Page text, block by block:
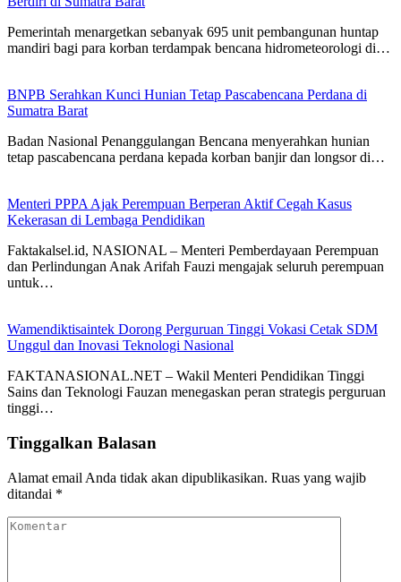
Pemerintah menargetkan sebanyak 695 unit pembangunan huntap
mandiri bagi para korban terdampak bencana hidrometeorologi di…
BNPB Serahkan Kunci Hunian Tetap Pascabencana Perdana di
Sumatra Barat
Badan Nasional Penanggulangan Bencana menyerahkan hunian
tetap pascabencana perdana kepada korban banjir dan longsor di…
Menteri PPPA Ajak Perempuan Berperan Aktif Cegah Kasus
Kekerasan di Lembaga Pendidikan
Faktakalsel.id, NASIONAL – Menteri Pemberdayaan Perempuan
dan Perlindungan Anak Arifah Fauzi mengajak seluruh perempuan
untuk…
Wamendiktisaintek Dorong Perguruan Tinggi Vokasi Cetak SDM
Unggul dan Inovasi Teknologi Nasional
FAKTANASIONAL.NET – Wakil Menteri Pendidikan Tinggi
Sains dan Teknologi Fauzan menegaskan peran strategis perguruan
tinggi…
Tinggalkan Balasan
Alamat email Anda tidak akan dipublikasikan. Ruas yang wajib
ditandai *